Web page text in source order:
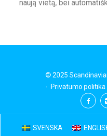
naują vietą, bei
© 2025
- Privatumo politika
SVENSKA